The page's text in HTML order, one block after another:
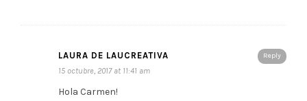
Reply
LAURA DE LAUCREATIVA
15 octubre, 2017 at 11:41 am
Hola Carmen!